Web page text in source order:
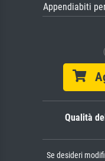
Appendiabiti
Qualità
Se desideri